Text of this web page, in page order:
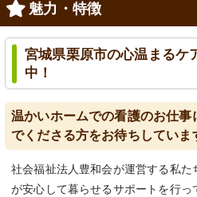
魅力・特徴
宮城県栗原市の心温まるケ
中！
温かいホームでの看護のお仕
でくださる方をお待ちしていま
社会福祉法人豊和会が運営する私
が安心して暮らせるサポートを行